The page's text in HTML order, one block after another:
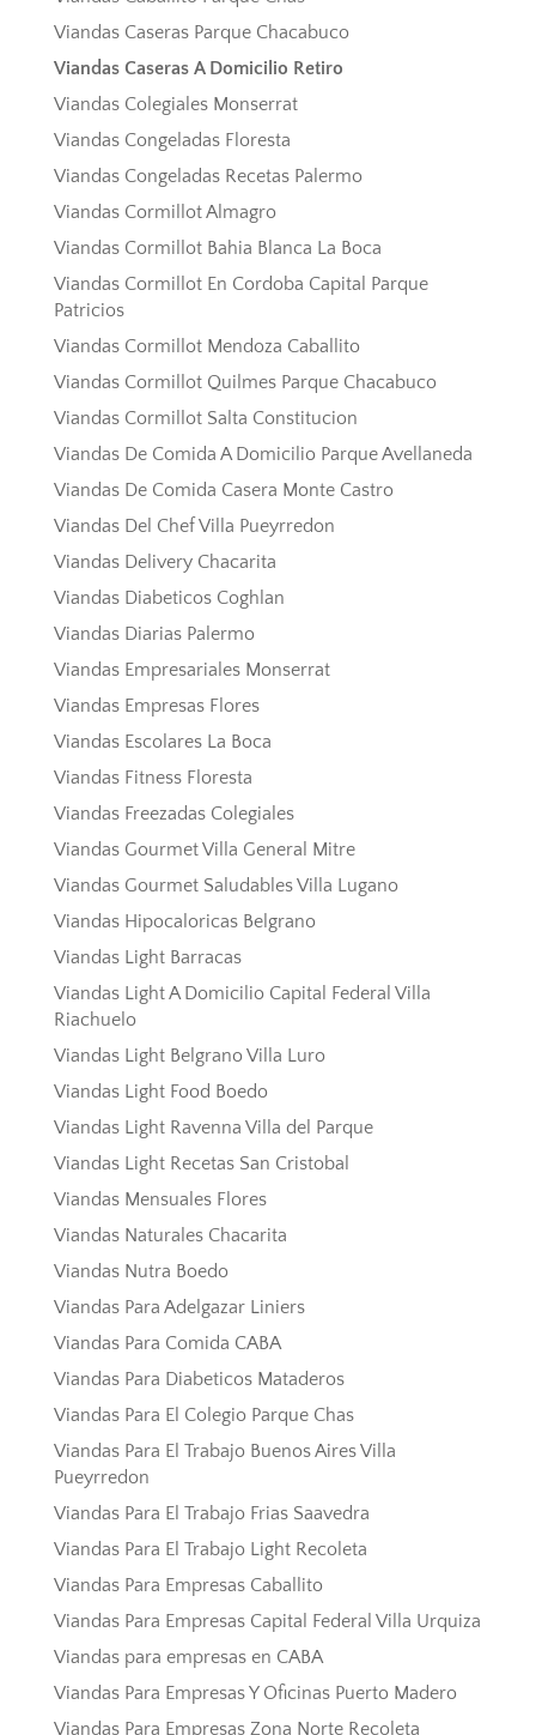
Viandas Caseras Parque Chacabuco
Viandas Caseras A Domicilio Retiro
Viandas Colegiales Monserrat
Viandas Congeladas Floresta
Viandas Congeladas Recetas Palermo
Viandas Cormillot Almagro
Viandas Cormillot Bahia Blanca La Boca
Viandas Cormillot En Cordoba Capital Parque
Patricios
Viandas Cormillot Mendoza Caballito
Viandas Cormillot Quilmes Parque Chacabuco
Viandas Cormillot Salta Constitucion
Viandas De Comida A Domicilio Parque Avellaneda
Viandas De Comida Casera Monte Castro
Viandas Del Chef Villa Pueyrredon
Viandas Delivery Chacarita
Viandas Diabeticos Coghlan
Viandas Diarias Palermo
Viandas Empresariales Monserrat
Viandas Empresas Flores
Viandas Escolares La Boca
Viandas Fitness Floresta
Viandas Freezadas Colegiales
Viandas Gourmet Villa General Mitre
Viandas Gourmet Saludables Villa Lugano
Viandas Hipocaloricas Belgrano
Viandas Light Barracas
Viandas Light A Domicilio Capital Federal Villa
Riachuelo
Viandas Light Belgrano Villa Luro
Viandas Light Food Boedo
Viandas Light Ravenna Villa del Parque
Viandas Light Recetas San Cristobal
Viandas Mensuales Flores
Viandas Naturales Chacarita
Viandas Nutra Boedo
Viandas Para Adelgazar Liniers
Viandas Para Comida CABA
Viandas Para Diabeticos Mataderos
Viandas Para El Colegio Parque Chas
Viandas Para El Trabajo Buenos Aires Villa
Pueyrredon
Viandas Para El Trabajo Frias Saavedra
Viandas Para El Trabajo Light Recoleta
Viandas Para Empresas Caballito
Viandas Para Empresas Capital Federal Villa Urquiza
Viandas para empresas en CABA
Viandas Para Empresas Y Oficinas Puerto Madero
Viandas Para Empresas Zona Norte Recoleta